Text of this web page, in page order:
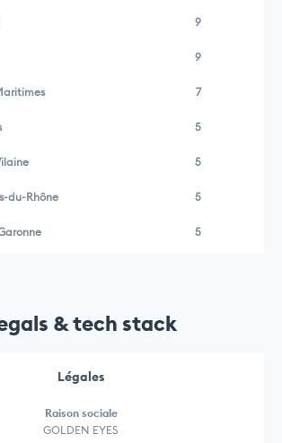
9
9
7
5
5
du-Rhône 5
5
& tech stack
Légales
Raison sociale
GOLDEN EYES